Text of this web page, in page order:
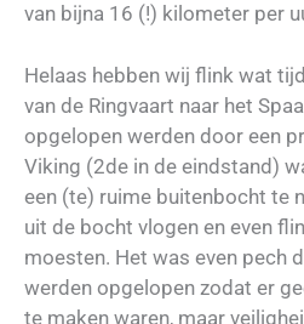
van bijna 16 (!) kilometer per
Helaas hebben wij flink wat
van de Ringvaart naar het
opgelopen werden door een
Viking (2de in de eindstand)
een (te) ruime buitenbocht te
uit de bocht vlogen en even
moesten. Het was even pech
werden opgelopen zodat er
te maken waren, maar